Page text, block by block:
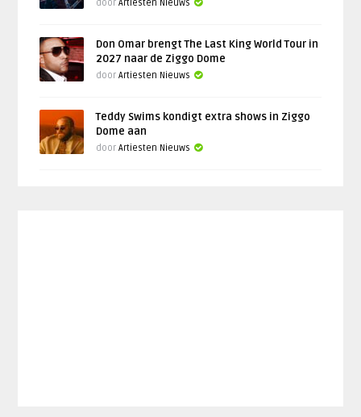
doorArtiesten Nieuws
Don Omar brengt The Last King World Tour in
2027 naar de Ziggo Dome
doorArtiesten Nieuws
Teddy Swims kondigt extra shows in Ziggo
Dome aan
doorArtiesten Nieuws